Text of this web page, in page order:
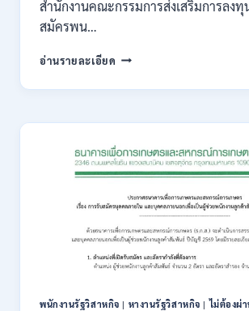
กพ.
เดือน
/
สมัคร
ทาง
ออนไลน์
ก.ค.-
10
ส.ค.
2569
สำนักงานคณะกรรมการส่งเสริมการลงทุ
สมัครพน…
อ่านรายละเอียด สำนักงาน
กรรมการ
เสริม
ลงทุน
(BOI)
รับ
สมัคร
พนักงาน
10
/
พนักงานรัฐวิสาหกิจ | หางานรัฐวิสาหกิจ |ไม่ต้องผ่